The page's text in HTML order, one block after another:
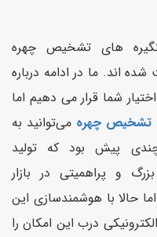
های تشخیص چهره
اند. ما در ادامه درباره
شما قرار می دهیم اما
تشخیص چهره می‌توانید به
پیش بود که تولید
و پراهمیتی در بازار
حالا با هوشمندسازی این
درب این امکان را